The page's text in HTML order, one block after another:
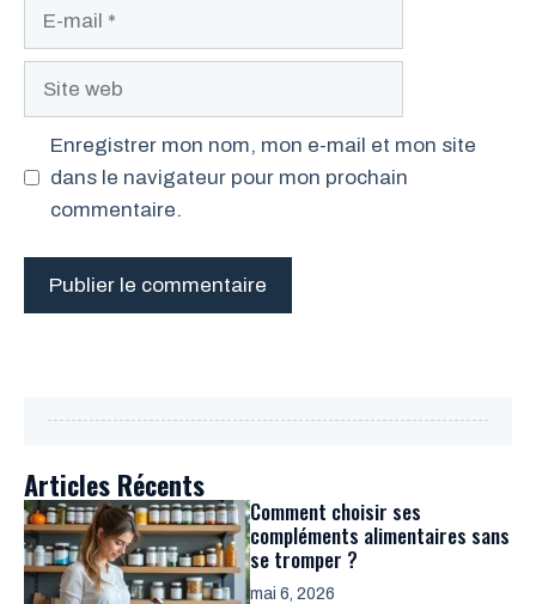
Site
Enregistrer mon nom, mon e-mail et mon site
dans le navigateur pour mon prochain
commentaire.
Articles Récents
Comment choisir ses
compléments alimentaires sans
se tromper ?
mai 6, 2026